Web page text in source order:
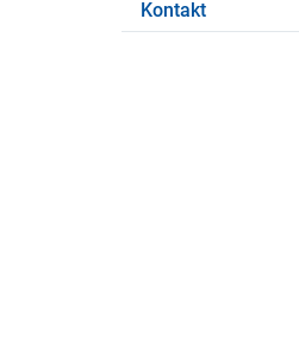
Kontakt